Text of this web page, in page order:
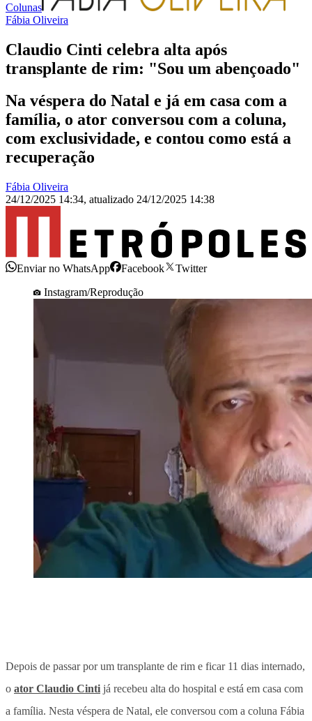
Colunas
Fábia Oliveira
Claudio Cinti celebra alta após
transplante de rim: "Sou um abençoado"
Na véspera do Natal e já em casa com a
família, o ator conversou com a coluna,
com exclusividade, e contou como está a
recuperação
Fábia Oliveira
24/12/2025 14:34, atualizado 24/12/2025 14:38
Enviar no WhatsApp Facebook
Twitter
Instagram/Reprodução
Depois de passar por um transplante de rim e ficar 11 dias internado,
o ator Claudio Cinti já recebeu alta do hospital e está em casa com
a família. Nesta véspera de Natal, ele conversou com a coluna Fábia